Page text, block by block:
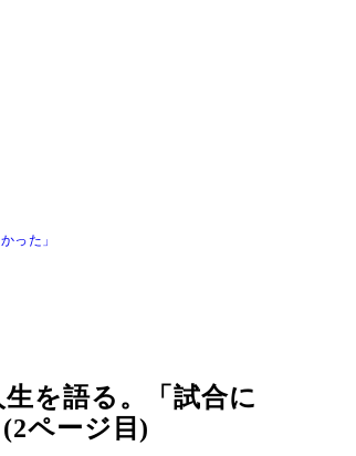
った」
を語る。「試合に
ページ目)